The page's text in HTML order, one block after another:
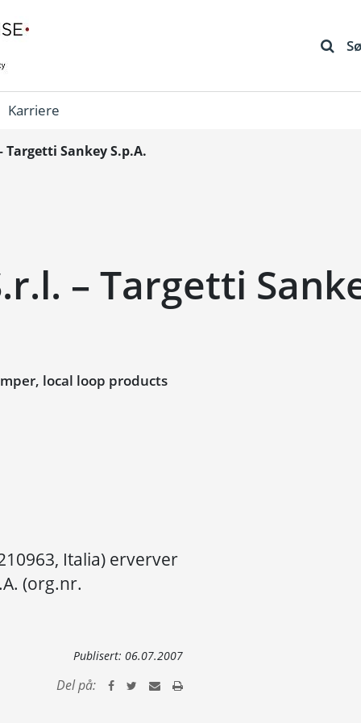
Karriere
Targetti Sankey S.p.A.
– Targetti
local loop products
Italia) erverver
(org.nr.
Publisert: 06.07.2007
Del på: